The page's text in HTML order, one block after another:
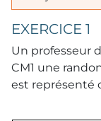
EXERCICE 1
Un professeur
CM1 une
est représenté